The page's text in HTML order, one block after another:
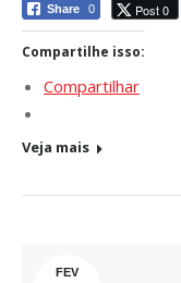
Share 0 Post 0
Compartilhe isso:
Compartilhar
Veja mais
FEV